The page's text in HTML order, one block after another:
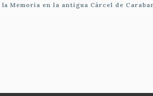
Memoria en la antigua Cárcel de